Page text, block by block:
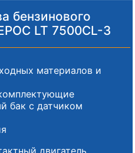
бензинового
LT 7500CL-3
материалов и
бак с датчиком